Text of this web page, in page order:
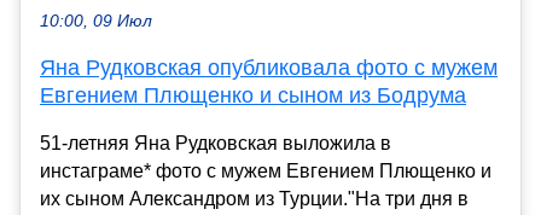
10:00, 09 Июл
Яна Рудковская опубликовала фото с мужем
Евгением Плющенко и сыном из Бодрума
51-летняя Яна Рудковская выложила в
инстаграме* фото с мужем Евгением Плющенко и
их сыном Александром из Турции."На три дня в